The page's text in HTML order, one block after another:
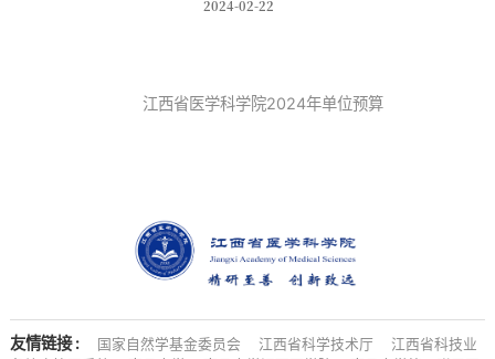
2024-02-22
江西省医学科学院2024年单位预算
友情链接 : 国家自然学基金委员会 江西省科学技术厅
江西省科技业